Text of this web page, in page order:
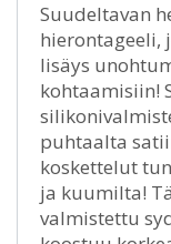
Suudeltavan
hierontageeli,
lisäys
kohtaamisiin!
puhtaalta
koskettelut
ja kuumilta!
valmistettu